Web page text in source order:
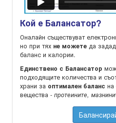
Кой е Балансатор?
Оналайн съществуват
но при тях не можете да
баланс и калории.
Единствено с Балансатор
подходящите количества и
храни за оптимален баланс на
вещества - протеините,